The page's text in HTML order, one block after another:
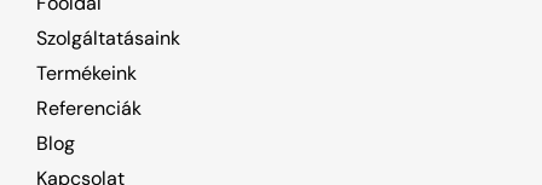
Szolgáltatásaink
Termékeink
Referenciák
Blog
Kapcsolat